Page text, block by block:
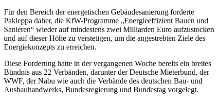
Für den Bereich der energetischen Gebäudesanierung forderte
Pakleppa daher, die KfW-Programme „Energieeffizient Bauen und
Sanieren“ wieder auf mindestens zwei Milliarden Euro aufzustocken
und auf dieser Höhe zu verstetigen, um die angestrebten Ziele des
Energiekonzepts zu erreichen.
Diese Forderung hatte in der vergangenen Woche bereits ein breites
Bündnis aus 22 Verbänden, darunter der Deutsche Mieterbund, der
WWF, der Nabu wie auch die Verbände des deutschen Bau- und
Ausbauhandwerks, Bundesregierung und Bundestag vorgelegt.